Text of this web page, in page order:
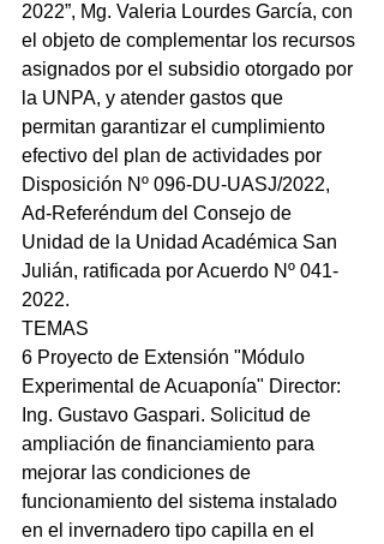
2022”, Mg. Valeria Lourdes García, con
el objeto de complementar los recursos
asignados por el subsidio otorgado por
la UNPA, y atender gastos que
permitan garantizar el cumplimiento
efectivo del plan de actividades por
Disposición Nº 096-DU-UASJ/2022,
Ad-Referéndum del Consejo de
Unidad de la Unidad Académica San
Julián, ratificada por Acuerdo Nº 041-
2022.
TEMAS
6 Proyecto de Extensión "Módulo
Experimental de Acuaponía" Director:
Ing. Gustavo Gaspari. Solicitud de
ampliación de financiamiento para
mejorar las condiciones de
funcionamiento del sistema instalado
en el invernadero tipo capilla en el